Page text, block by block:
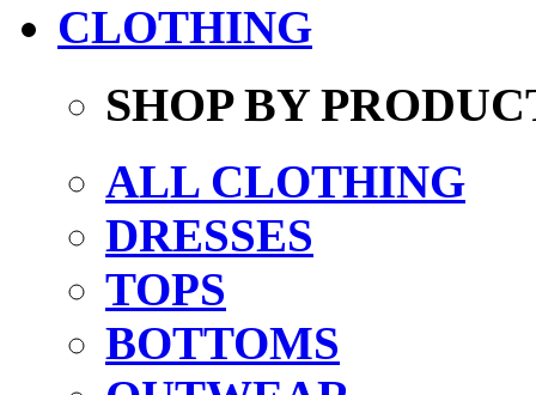
CLOTHING
SHOP BY
ALL CLOTHING
DRESSES
TOPS
BOTTOMS